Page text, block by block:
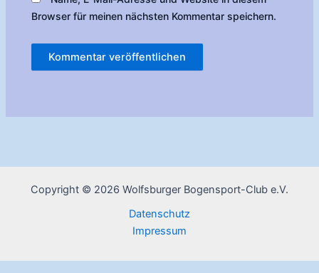
Browser für meinen nächsten Kommentar speichern.
Copyright © 2026 Wolfsburger Bogensport-Club e.V.
Datenschutz
Impressum